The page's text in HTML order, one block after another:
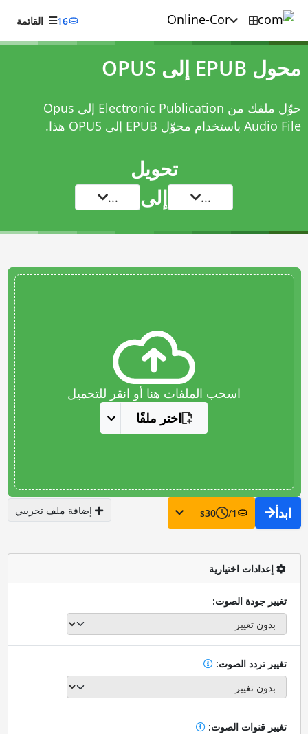
16 القائمة
محول EPUB إلى OPUS
حوّل ملفك من Electronic Publication إلى Opus
Audio File باستخدام
محوّل EPUB إلى OPUS هذا.
تحويل
... إلى ...
اسحب الملفات هنا أو انقر للتحميل
اختر ملفًا
ابدأ 1
/
30
s إضافة ملف تجريبي
إعدادات اختيارية
تغيير جودة الصوت:
تغيير تردد الصوت:
تغيير قنوات الصوت: